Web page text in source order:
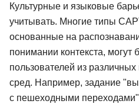
Культурные и языковые
учитывать. Многие типы
основанные на
понимании контекста, могут
пользователей из
сред. Например, задание
с пешеходными